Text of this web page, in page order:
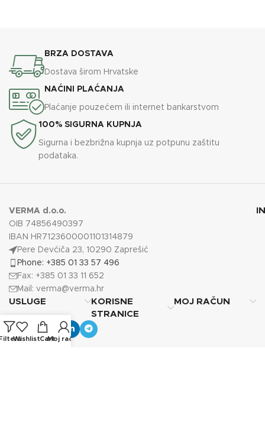
BRZA DOSTAVA
Dostava širom Hrvatske
NAĆINI PLAĆANJA
Plaćanje pouzećem ili internet bankarstvom
100% SIGURNA KUPNJA
Sigurna i bezbrižna kupnja uz potpunu zaštitu
podataka.
VERMA d.o.o.
OIB 74856490397
IBAN HR7123600001101314879
Pere Devćiča 23, 10290 Zaprešić
Phone: +385 01 33 57 496
Fax: +385 01 33 11 652
Mail: verma@verma.hr
USLUGE
KORISNE
STRANICE
MOJ RAČUN
WishlistCartMoj račun